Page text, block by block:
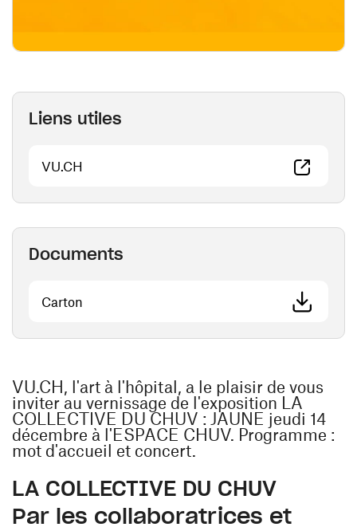
Liens utiles
VU.CH
Documents
Carton
VU.CH, l'art à l'hôpital, a le plaisir de vous
inviter au vernissage de l'exposition LA
COLLECTIVE DU CHUV : JAUNE jeudi 14
décembre à l'ESPACE CHUV. Programme :
mot d'accueil et concert.
LA COLLECTIVE DU CHUV
Par les collaboratrices et